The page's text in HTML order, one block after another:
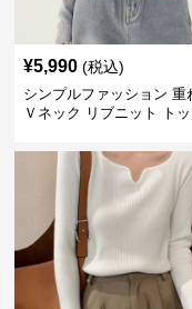
¥5,990 (税込)
シンプルファッション 重
Ｖネック リブニット ト